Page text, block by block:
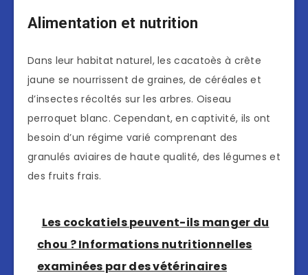
Alimentation et nutrition
Dans leur habitat naturel, les cacatoès à crête
jaune se nourrissent de graines, de céréales et
d’insectes récoltés sur les arbres. Oiseau
perroquet blanc. Cependant, en captivité, ils ont
besoin d’un régime varié comprenant des
granulés aviaires de haute qualité, des légumes et
des fruits frais.
Les cockatiels peuvent-ils manger du
chou ? Informations nutritionnelles
examinées par des vétérinaires